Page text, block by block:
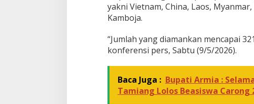
N
A
D
a
m
k
a
n
yakni Vietnam, China, Laos,
Kamboja.
“Jumlah yang diamankan mencapai
konferensi pers, Sabtu (9/5/2026).
Baca Juga : Bupati Armia :
Tamiang Lolos Beasiswa Carong